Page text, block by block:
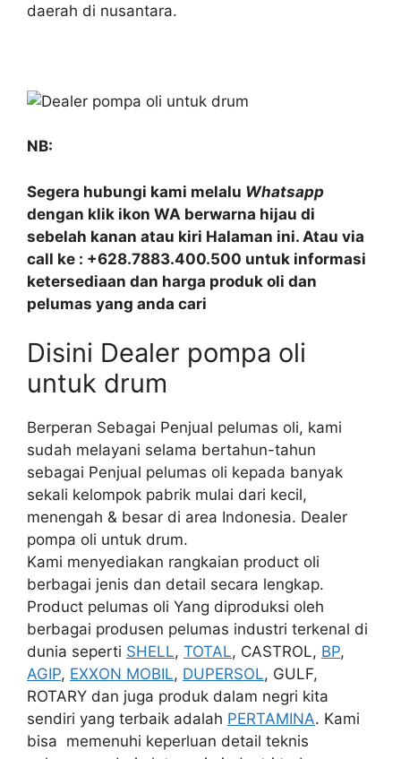
daerah di nusantara.
NB:
Segera hubungi kami melalu Whatsapp
dengan klik ikon WA berwarna hijau di
sebelah kanan atau kiri Halaman ini. Atau via
call ke : +628.7883.400.500 untuk informasi
ketersediaan dan harga produk oli dan
pelumas yang anda cari
Disini Dealer pompa oli
untuk drum
Berperan Sebagai Penjual pelumas oli, kami
sudah melayani selama bertahun-tahun
sebagai Penjual pelumas oli kepada banyak
sekali kelompok pabrik mulai dari kecil,
menengah & besar di area Indonesia. Dealer
pompa oli untuk drum.
Kami menyediakan rangkaian product oli
berbagai jenis dan detail secara lengkap.
Product pelumas oli Yang diproduksi oleh
berbagai produsen pelumas industri terkenal di
dunia seperti SHELL, TOTAL, CASTROL, BP,
AGIP, EXXON MOBIL, DUPERSOL, GULF,
ROTARY dan juga produk dalam negri kita
sendiri yang terbaik adalah PERTAMINA. Kami
bisa memenuhi keperluan detail teknis